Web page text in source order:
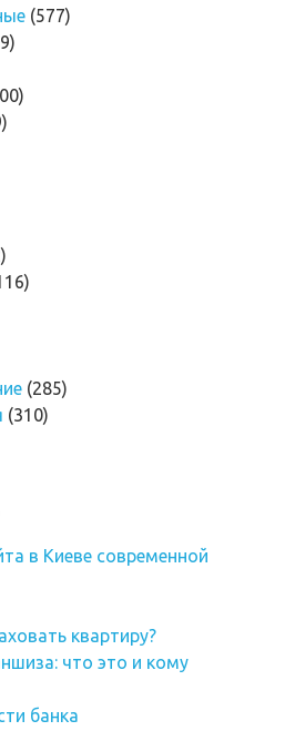
(577)
(285)
(310)
в Киеве современной
квартиру?
что это и кому
банка